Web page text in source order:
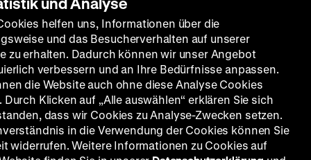
helfen uns, Informationen über die
und das Besucherverhalten auf unserer
zu erhalten. Dadurch können wir unser Angebot
verbessern und an Ihre Bedürfnisse anpassen.
die Website auch ohne diese Analyse Cookies
Durch Klicken auf „Alle auswählen“ erklären Sie sich
dass wir Cookies zu Analyse-Zwecken setzen.
in die Verwendung der Cookies können Sie
widerrufen. Weitere Informationen zu Cookies auf